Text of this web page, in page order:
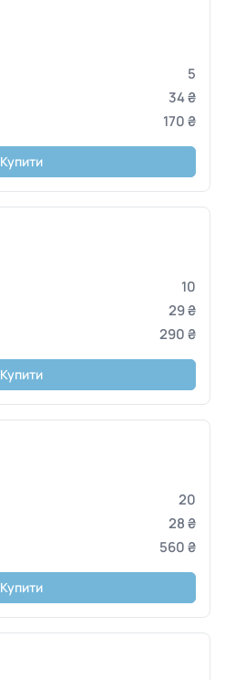
5
34 ₴
170 ₴
Купити
10
29 ₴
290 ₴
Купити
20
28 ₴
560 ₴
Купити